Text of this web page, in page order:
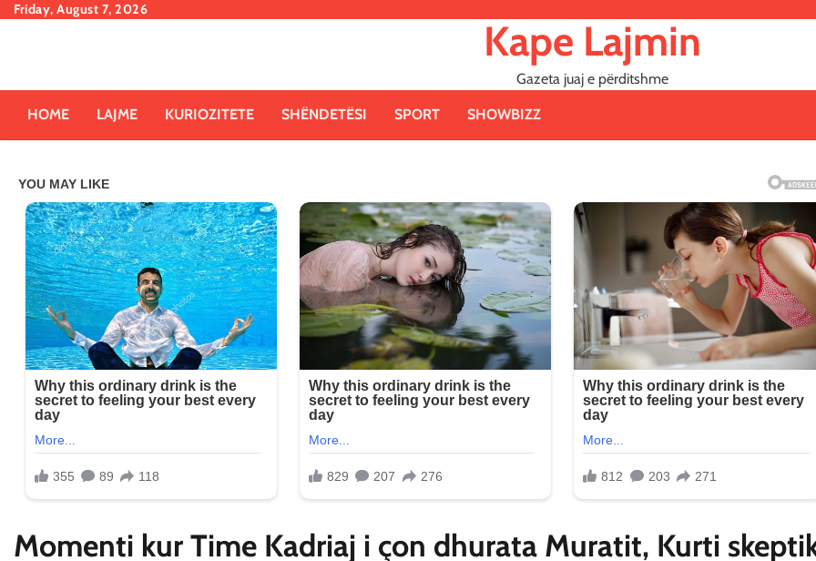
SkipFriday, August 7, 2026
Kape Lajmin
Gazeta juaj e përditshme
HOME LAJME KURIOZITETE SHËNDETËSI SPORT SHOWBIZZ
Momenti kur Time Kadriaj i çon dhurata Muratit, Kurti